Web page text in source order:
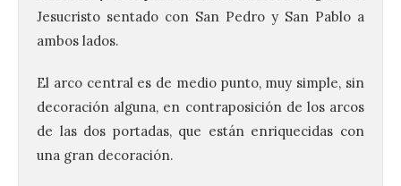
Jesucristo sentado con San Pedro y San Pablo a
ambos lados.
El arco central es de medio punto, muy simple, sin
decoración alguna, en contraposición de los arcos
de las dos portadas, que están enriquecidas con
una gran decoración.